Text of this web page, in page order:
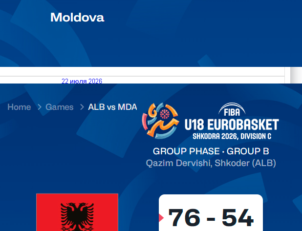
22 июля 2026
23.07.2026 Albania vs Moldova FIBA U18 EuroBasket 2026,
Division C
КалендарьТаблица Выберите Обзор Статистика Матч сыгран 0
Читать далее